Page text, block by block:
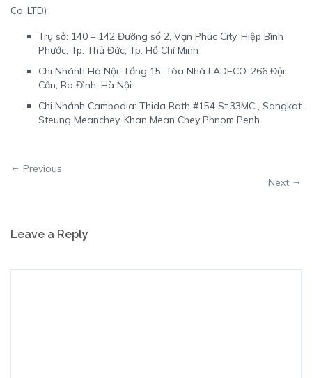
Co.,LTD)
Trụ sở: 140 – 142 Đường số 2, Vạn Phúc City, Hiệp Bình
Phước, Tp. Thủ Đức, Tp. Hồ Chí Minh
Chi Nhánh Hà Nội: Tầng 15, Tòa Nhà LADECO, 266 Đội
Cấn, Ba Đình, Hà Nội
Chi Nhánh Cambodia: Thida Rath #154 St.33MC , Sangkat
Steung Meanchey, Khan Mean Chey Phnom Penh
Previous
Next
Leave a Reply